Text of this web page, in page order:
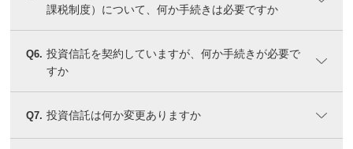
課税制度）について、何か手続きは必要ですか
Q6. 投資信託を契約していますが、何か手続きが必要で
すか
Q7. 投資信託は何か変更ありますか